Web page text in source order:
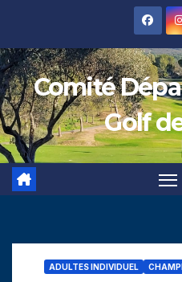
content
Comité
Golf
ADULTES INDIVIDUEL